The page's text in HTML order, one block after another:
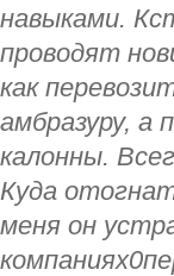
навыками.
проводят
как
амбразуру, а
калонны.
Куда
меня он